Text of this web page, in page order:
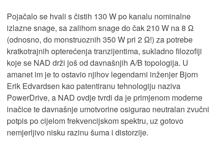
Pojačalo se hvali s čistih 130 W po kanalu nominalne
izlazne snage, sa zalihom snage do čak 210 W na 8 Ω
(odnosno, do monstruoznih 350 W pri 2 Ω!) za potrebe
kratkotrajnih opterećenja tranzijentima, sukladno filozofiji
koje se NAD drži još od davnašnjih A/B topologija. U
amanet im je to ostavio njihov legendarni inženjer Bjorn
Erik Edvardsen kao patentiranu tehnologiju naziva
PowerDrive, a NAD ovdje tvrdi da je primjenom moderne
inačice te davnašnje umotvorine osigurao neutralan zvučni
potpis po cijelom frekvencijskom spektru, uz gotovo
nemjerljivo nisku razinu šuma i distorzije.